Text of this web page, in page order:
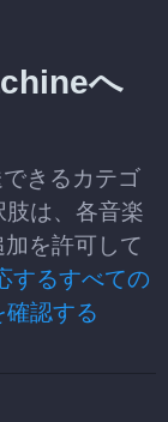
へ
きるカテゴ
肢は、各音楽
を許可して
するすべての
認する